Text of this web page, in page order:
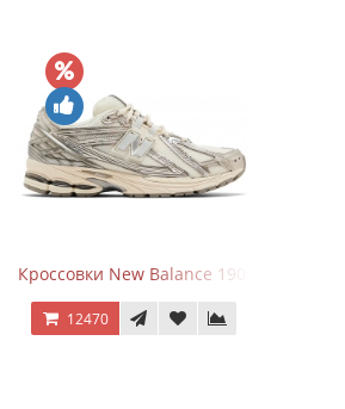
Кроссовки New Balance 1906R Arid Stone
12470